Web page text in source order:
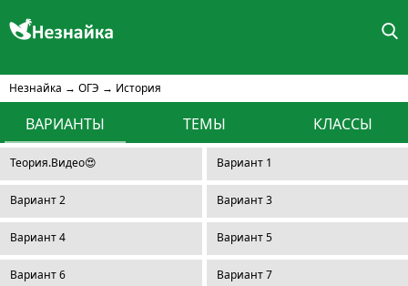
Незнайка → ОГЭ → История
ВАРИАНТЫ ТЕМЫ КЛАССЫ
Теория.Видео😍 Вариант 1
Вариант 2 Вариант 3
Вариант 4 Вариант 5
Вариант 6 Вариант 7